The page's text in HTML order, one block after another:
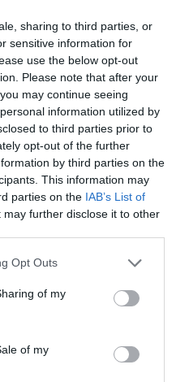
sharing to third parties, or
sensitive information for
use the below opt-out
Please note that after your
may continue seeing
information utilized by
to third parties prior to
opt-out of the further
by third parties on the
This information may
parties on the IAB’s List of
may further disclose it to other
uses one or more Google
behaviour. You may click to
and its third-party tags to
purposes in below Google
Opt Outs
of my
of my
ειδικευόμενης
Σταυρό από γυναίκα
τη σπρώχνει, να τη
ότι ο
πληρώσει για να
– Έκανε ερωτική
εργαζόμενη
χτύπησε την
πτήσεων,
από 50.000 κτίρια
της υγείας του Τζο
έχει κάνει μετάσταση
πόνους”